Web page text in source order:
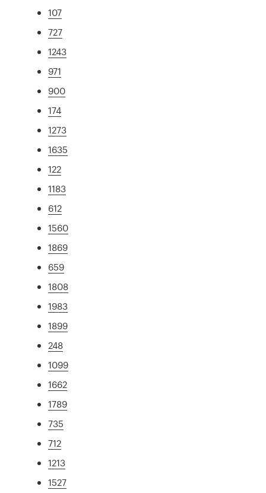
107
727
1243
971
900
174
1273
1635
122
1183
612
1560
1869
659
1808
1983
1899
248
1099
1662
1789
735
712
1213
1527